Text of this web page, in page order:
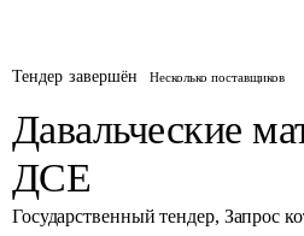
Тендер завершён Несколько поставщиков
Давальческие
ДСЕ
Государственный тендер, Запрос